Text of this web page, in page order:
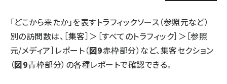
「どこから来たか」を表すトラフィックソース（参照元など）
別の訪問数は、［集客］＞［すべてのトラフィック］＞［参照
元/メディア］レポート（図9赤枠部分）など、集客セクション
（図9青枠部分）の各種レポートで確認できる。